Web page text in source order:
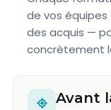
de vos
des acquis —
concrètement
Avant